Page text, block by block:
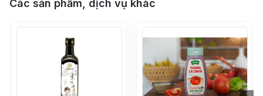
Cider Vinegar nổi tiếng thế giới.
Giấm táo hữu cơ Bragg được đánh giá là loại giấm còn
giữ lại được lợi ích cổ xưa của giấm. Bởi sản phẩm này
được sản xuất 100% từ loại táo hữu cơ trồng tại Hoa
Các sản phẩm, dịch vụ khác